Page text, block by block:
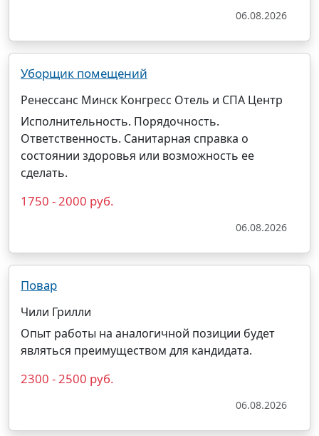
06.08.2026
Уборщик помещений
Ренессанс Минск Конгресс Отель и СПА Центр
Исполнительность. Порядочность.
Ответственность. Санитарная справка о
состоянии здоровья или возможность ее
сделать.
1750 - 2000 руб.
06.08.2026
Повар
Чили Грилли
Опыт работы на аналогичной позиции будет
являться преимуществом для кандидата.
2300 - 2500 руб.
06.08.2026